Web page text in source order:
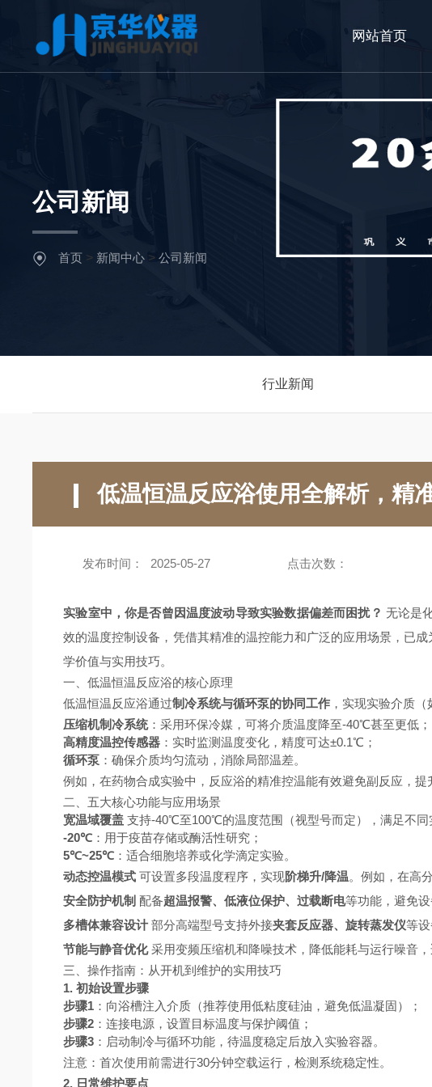
网站首页
公司新闻
首页 > 新闻中心 >公司新闻
行业新闻
低温恒温反应浴使用全解析，精
发布时间： 2025-05-27 点击次数：
实验室中，你是否曾因温度波动导致实验数据偏差而困扰？ 无论是
效的温度控制设备，凭借其精准的温控能力和广泛的应用场景，已
学价值与实用技巧。
一、低温恒温反应浴的核心原理
低温恒温反应浴通过制冷系统与循环泵的协同工作 ，实现实验介质
压缩机制冷系统：采用环保冷媒，可将介质温度降至-40℃甚至更低；
高精度温控传感器 ：实时监测温度变化，精度可达±0.1℃；
循环泵 ：确保介质均匀流动，消除局部温差。
例如，在药物合成实验中，反应浴的精准控温能有效避免副反应，提
二、五大核心功能与应用场景
宽温域覆盖 支持-40℃至100℃的温度范围（视型号而定），满足不同
-20℃ ：用于疫苗存储或酶活性研究；
5℃~25℃ ：适合细胞培养或化学滴定实验。
动态控温模式 可设置多段温度程序，实现阶梯升/降温。例如，在高
安全防护机制 配备超温报警、低液位保护、过载断电等功能，避免设
多槽体兼容设计部分高端型号支持外接夹套反应器、旋转蒸发仪等设
节能与静音优化采用变频压缩机和降噪技术，降低能耗与运行噪音，
三、操作指南：从开机到维护的实用技巧
1. 初始设置步骤
步骤1 ：向浴槽注入介质（推荐使用低粘度硅油，避免低温凝固）；
步骤2 ：连接电源，设置目标温度与保护阈值；
步骤3 ：启动制冷与循环功能，待温度稳定后放入实验容器。
注意：首次使用前需进行30分钟空载运行，检测系统稳定性。
2. 日常维护要点